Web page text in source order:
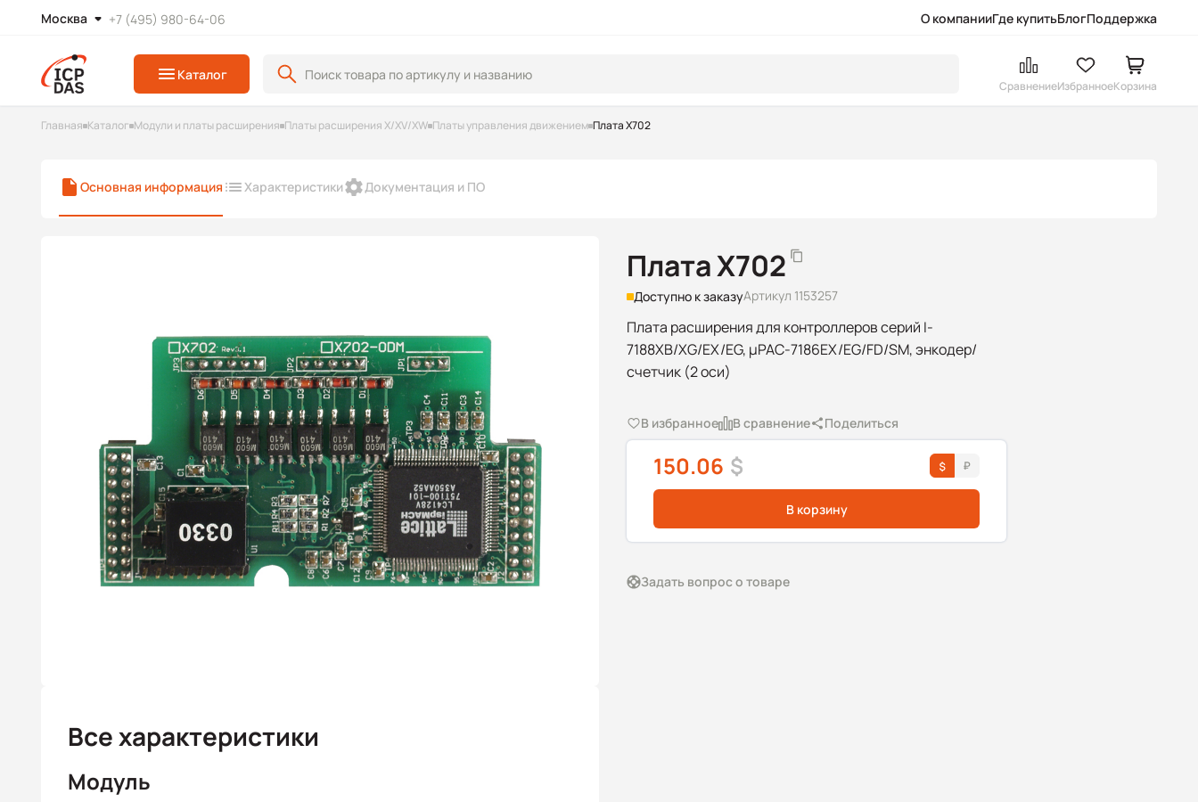
Москва +7 (495) 980-64-06 О компанииГде купитьБлогПоддержка
Каталог
СравнениеИзбранноеКорзина
Главная Каталог Модули и платы расширения Платы расширения X/XV/XW Платы управления движением Плата X702
Основная информация Характеристики Документация и ПО
Плата X702
Доступно к заказуАртикул 1153257
Плата расширения для контроллеров серий I-
7188XB/XG/EX/EG, μPAC-7186EX/EG/FD/SM, энкодер/
счетчик (2 оси)
В избранное В сравнение Поделиться
150.06 $
В корзину
Задать вопрос о товаре
Все характеристики
Модуль